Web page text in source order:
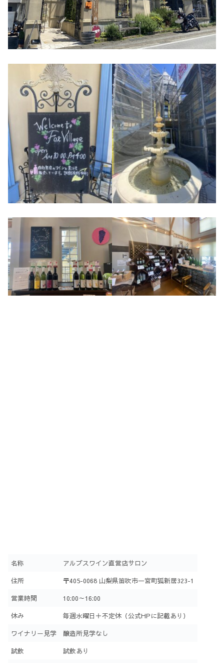
名称 アルプスワイン直営店サロン
住所 〒405-0068 山梨県笛吹市一宮町狐新居323-1
営業時間 10:00～16:00
休み 毎週水曜日＋不定休（公式HPに記載あり）
ワイナリー見学 醸造所見学なし
試飲 試飲あり